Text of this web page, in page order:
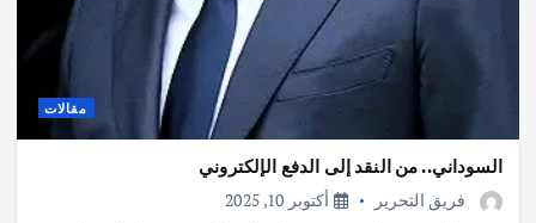
مقالات
السوداني.. من النقد إلى الدفع الإلكتروني
فريق التحرير
أكتوبر 10, 2025